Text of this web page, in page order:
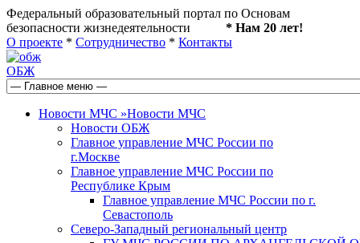
Федеральный образовательный портал по Основам
безопасности жизнедеятельности * Нам 20 лет!
О проекте * Сотрудничество * Контакты
ОБЖ
Новости МЧС »Новости МЧС
Новости ОБЖ
Главное управление МЧС России по
г.Москве
Главное управление МЧС России по
Республике Крым
Главное управление МЧС России по г.
Севастополь
Северо-Западный региональный центр